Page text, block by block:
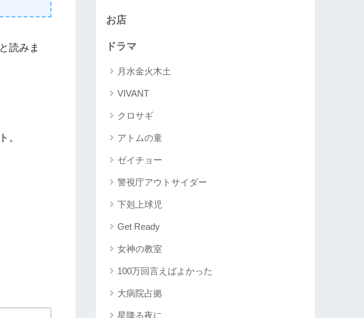
読みま
。
お店
ドラマ
月水金火木土
VIVANT
クロサギ
アトムの童
ゼイチョー
警視庁アウトサイダー
下剋上球児
Get Ready
女神の教室
100万回言えばよかった
大病院占拠
星降る夜に